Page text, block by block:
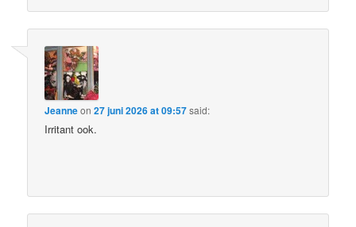
Jeanneon27 juni 2026 at 09:57said:
Irritant ook.